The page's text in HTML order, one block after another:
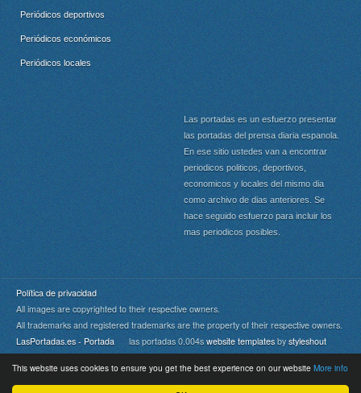
This website uses cookies to ensure you get the best experience on our website More info
Periódicos deportivos
Periódicos económicos
Periódicos locales
Las portadas es un esfuerzo presentar
las portadas del prensa diaria espanola.
En ese sitio ustedes van a encontrar
periodicos politicos, deportivos,
economicos y locales del mismo dia
como archivo de dias anteriores. Se
hace seguido esfuerzo para incluir los
mas periodicos posibles.
Política de privacidad
All images are copyrighted to their respective owners.
All trademarks and registered trademarks are the property of their respective owners.
LasPortadas.es - Portada las portadas 0.004s website templates by styleshout